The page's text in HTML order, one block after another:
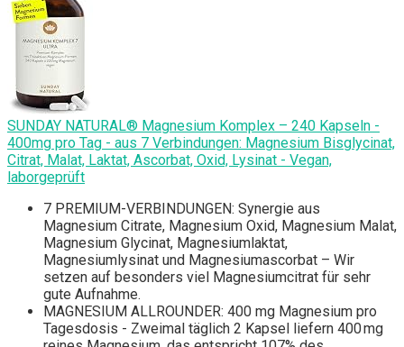
SUNDAY NATURAL® Magnesium Komplex – 240 Kapseln -
400mg pro Tag - aus 7 Verbindungen: Magnesium Bisglycinat,
Citrat, Malat, Laktat, Ascorbat, Oxid, Lysinat - Vegan,
laborgeprüft
7 PREMIUM-VERBINDUNGEN: Synergie aus
Magnesium Citrate, Magnesium Oxid, Magnesium Malat,
Magnesium Glycinat, Magnesiumlaktat,
Magnesiumlysinat und Magnesiumascorbat – Wir
setzen auf besonders viel Magnesiumcitrat für sehr
gute Aufnahme.
MAGNESIUM ALLROUNDER: 400 mg Magnesium pro
Tagesdosis - Zweimal täglich 2 Kapsel liefern 400 mg